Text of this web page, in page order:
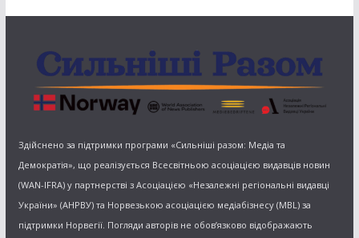
Здійснено за підтримки програми «Сильніші разом: Медіа та
Демократія», що реалізується Всесвітньою асоціацією видавців новин
(WAN-IFRA) у партнерстві з Асоціацією «Незалежні регіональні видавці
України» (АНРВУ) та Норвезькою асоціацією медіабізнесу (MBL) за
підтримки Норвегії. Погляди авторів не обов’язково відображають